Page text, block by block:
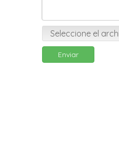
Seleccione el
Enviar